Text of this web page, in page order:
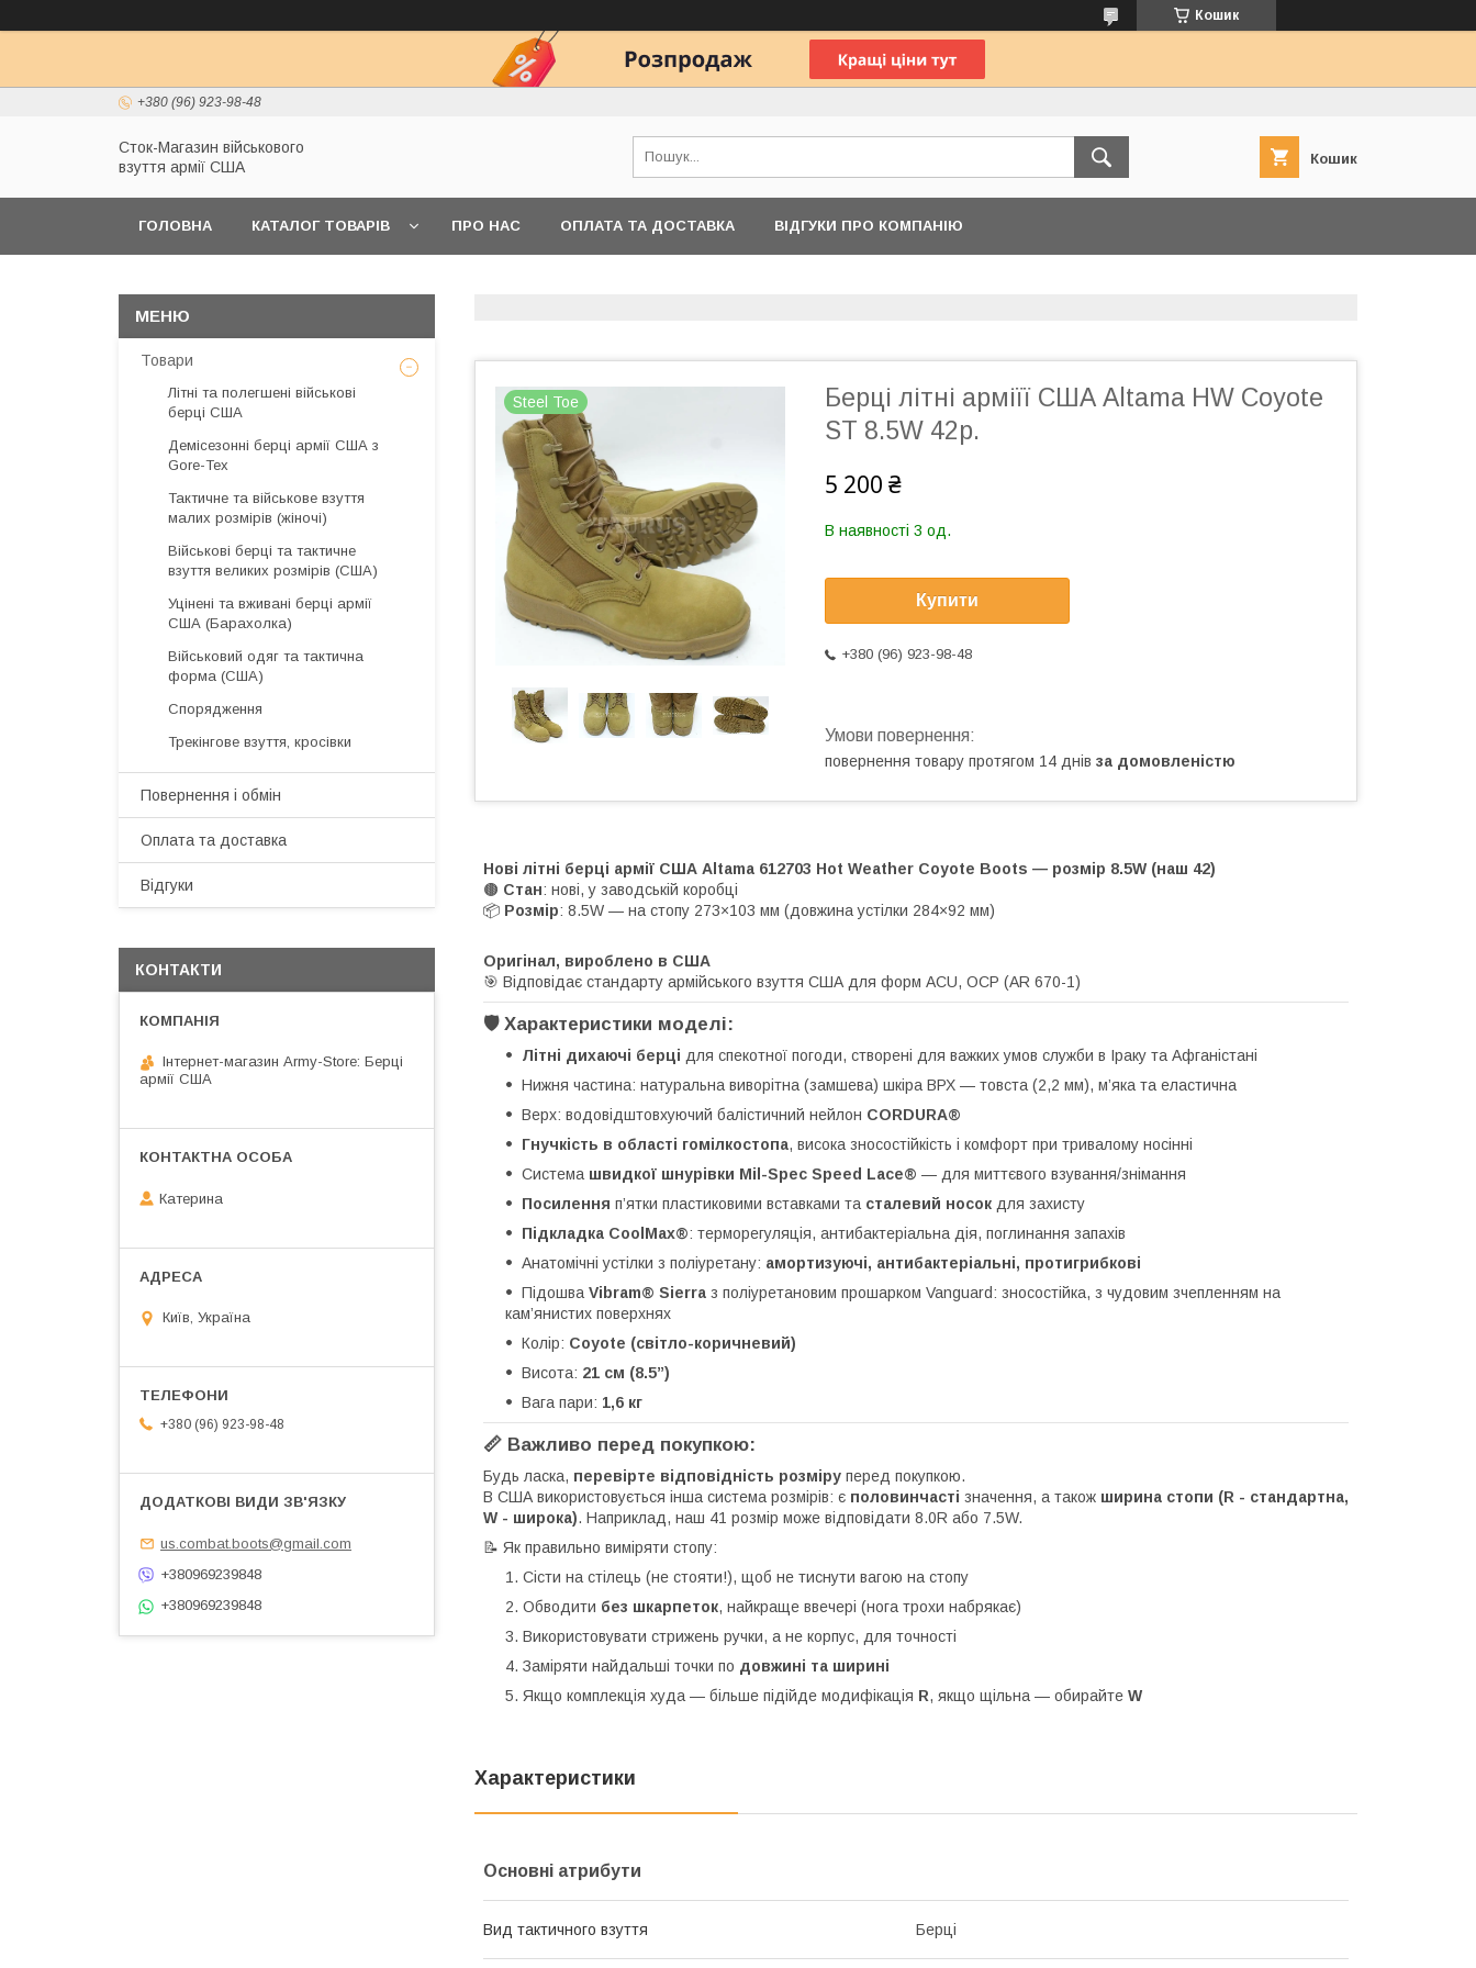
Кошик
+380 (96) 923-98-48
Сток-Магазин військового
взуття армії США
Кошик
ГОЛОВНА КАТАЛОГ ТОВАРІВ ПРО НАС ОПЛАТА ТА ДОСТАВКА ВІДГУКИ ПРО КОМПАНІЮ
Steel Toe
Берці літні арміїї США Altama HW Coyote
ST 8.5W 42р.
5 200 ₴
В наявності 3 од.
Купити
+380 (96) 923-98-48
повернення товару протягом 14 днів за домовленістю
Нові літні берці армії США Altama 612703 Hot Weather Coyote Boots — розмір 8.5W (наш 42)
🟤 Стан: нові, у заводській коробці
📦 Розмір: 8.5W — на стопу 273×103 мм (довжина устілки 284×92 мм)
Оригінал, вироблено в США
🎯 Відповідає стандарту армійського взуття США для форм ACU, OCP (AR 670-1)
🛡️ Характеристики моделі:
Літні дихаючі берці для спекотної погоди, створені для важких умов служби в Іраку та Афганістані
Нижня частина: натуральна виворітна (замшева) шкіра ВРХ — товста (2,2 мм), м’яка та еластична
Верх: водовідштовхуючий балістичний нейлон CORDURA®
Гнучкість в області гомілкостопа, висока зносостійкість і комфорт при тривалому носінні
Система швидкої шнурівки Mil-Spec Speed Lace® — для миттєвого взування/знімання
Посилення п’ятки пластиковими вставками та сталевий носок для захисту
Підкладка CoolMax®: терморегуляція, антибактеріальна дія, поглинання запахів
Анатомічні устілки з поліуретану: амортизуючі, антибактеріальні, протигрибкові
Підошва Vibram® Sierra з поліуретановим прошарком Vanguard: зносостійка, з чудовим зчепленням на
кам’янистих поверхнях
Колір: Coyote (світло-коричневий)
Висота: 21 см (8.5”)
Вага пари: 1,6 кг
📏 Важливо перед покупкою:
Будь ласка, перевірте відповідність розміру перед покупкою.
В США використовується інша система розмірів: є половинчасті значення, а також ширина стопи (R - стандартна,
W - широка). Наприклад, наш 41 розмір може відповідати 8.0R або 7.5W.
📝 Як правильно виміряти стопу:
Сісти на стілець (не стояти!), щоб не тиснути вагою на стопу
Обводити без шкарпеток, найкраще ввечері (нога трохи набрякає)
Використовувати стрижень ручки, а не корпус, для точності
Заміряти найдальші точки по довжині та ширині
Якщо комплекція худа — більше підійде модифікація R, якщо щільна — обирайте W
Характеристики
Основні атрибути
Вид тактичного взуття Берці
Товари
Літні та полегшені військові
берці США
Демісезонні берці армії США з
Gore-Tex
Тактичне та військове взуття
малих розмірів (жіночі)
Військові берці та тактичне
взуття великих розмірів (США)
Уцінені та вживані берці армії
США (Барахолка)
Військовий одяг та тактична
форма (США)
Спорядження
Трекінгове взуття, кросівки
Повернення і обмін
Оплата та доставка
Відгуки
КОНТАКТИ
Інтернет-магазин Army-Store: Берці
армії США
Катерина
Київ, Україна
+380 (96) 923-98-48
us.combat.boots@gmail.com
+380969239848
+380969239848